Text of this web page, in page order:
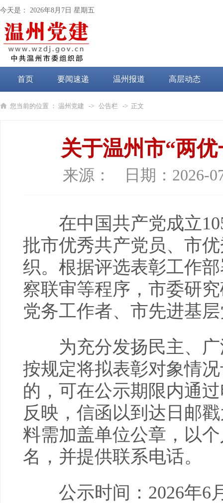
今天是： 2026年8月7日 星期五
首页 要闻速递 温州报道 高层动态
党纪学习教育
您当前的位置 ： 温州党建 -> 公告栏 -> 正文
关于温州市“两
来源： 日期： 2026-
在中国共产党成立
批市优秀共产党员、市
织。根据评选表彰工作
察联审等程序，市委研
党务工作者、市先进基
为充分发扬民主、广
按规定将拟表彰对象情
的，可在公示期限内通
反映，信函以到达日邮
料需加盖单位公章，以
名，并提供联系电话。
公示时间：2026年6月